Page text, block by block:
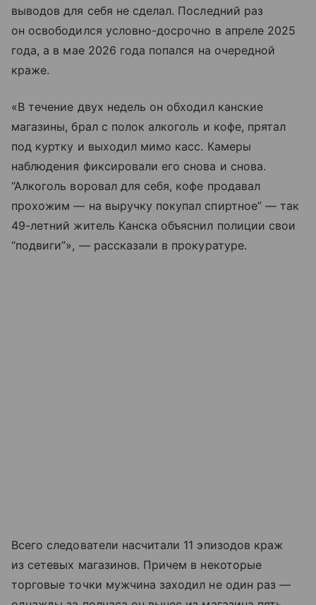
выводов для себя не сделал. Последний раз
он освободился условно-досрочно в апреле 2025
года, а в мае 2026 года попался на очередной
краже.
«В течение двух недель он обходил канские
магазины, брал с полок алкоголь и кофе, прятал
под куртку и выходил мимо касс. Камеры
наблюдения фиксировали его снова и снова.
“Алкоголь воровал для себя, кофе продавал
прохожим — на выручку покупал спиртное” — так
49-летний житель Канска объяснил полиции свои
“подвиги”», — рассказали в прокуратуре.
Всего следователи насчитали 11 эпизодов краж
из сетевых магазинов. Причем в некоторые
торговые точки мужчина заходил не один раз —